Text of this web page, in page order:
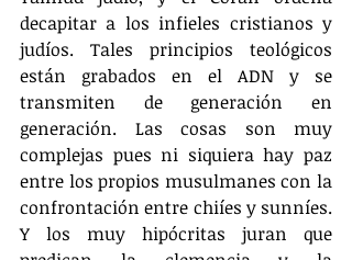
decapitar a los infieles cristianos y
judíos. Tales principios teológicos
están grabados en el ADN y se
transmiten de generación en
generación. Las cosas son muy
complejas pues ni siquiera hay paz
entre los propios musulmanes con la
confrontación entre chiíes y sunníes.
Y los muy hipócritas juran que